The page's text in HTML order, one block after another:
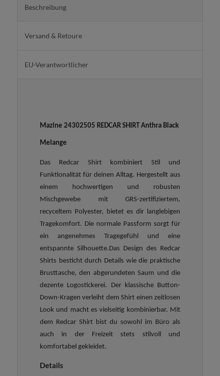
Beschreibung
Versand & Retoure
EU-Verantwortlicher
Mazine 24302505 REDCAR SHIRT Anthra Black
Melange
Das Redcar Shirt kombiniert Stil und
Funktionalität für deinen Alltag. Hergestellt aus
einem hochwertigen und robusten
Mischgewebe mit GRS-zertifiziertem,
recyceltem Polyester, bietet es dir langlebigen
Tragekomfort. Die normale Passform sorgt für
ein angenehmes Tragegefühl und eine
entspannte Silhouette.Das Design des Redcar
Shirts besticht durch Details wie die praktische
Brusttasche, den abgerundeten Saum und die
dezente Logostickerei. Der klassische Button-
Down-Kragen verleiht dem Shirt einen zeitlosen
Look und macht es vielseitig kombinierbar. Mit
dem Redcar Shirt bist du sowohl im Büro als
auch in der Freizeit stets stilvoll und
komfortabel gekleidet.
Details